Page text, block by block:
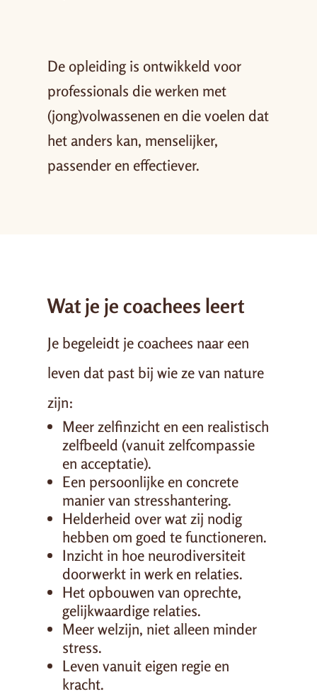
De opleiding is ontwikkeld voor
professionals die werken met
(jong)volwassenen en die voelen dat
het anders kan, menselijker,
passender en effectiever.
Wat je je coachees leert
Je begeleidt je coachees naar een
leven dat past bij wie ze van nature
zijn:
Meer zelfinzicht en een realistisch
zelfbeeld (vanuit zelfcompassie
en acceptatie).
Een persoonlijke en concrete
manier van stresshantering.
Helderheid over wat zij nodig
hebben om goed te functioneren.
Inzicht in hoe neurodiversiteit
doorwerkt in werk en relaties.
Het opbouwen van oprechte,
gelijkwaardige relaties.
Meer welzijn, niet alleen minder
stress.
Leven vanuit eigen regie en
kracht.